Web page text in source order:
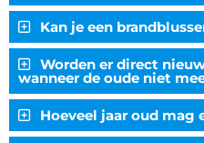
Kan je een
Worden er direct
wanneer de oude niet
Hoeveel jaar oud mag